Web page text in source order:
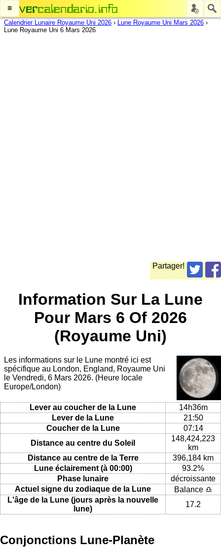
≡
Calendrier Lunaire Royaume Uni 2026 › Lune Royaume Uni Mars 2026 ›
Lune Royaume Uni 6 Mars 2026
Partager!
Information Sur La Lune
Pour Mars 6 Of 2026
(Royaume Uni)
Les informations sur le Lune montré ici est
spécifique au London, England, Royaume Uni
le Vendredi, 6 Mars 2026. (Heure locale
Europe/London)
Lever au coucher de la Lune
14h36m
Lever de la Lune
21:50
Coucher de la Lune
07:14
Distance au centre du Soleil
148,424,223
km
Distance au centre de la Terre
396,184 km
Lune éclairement (à 00:00)
93.2%
Phase lunaire
décroissante
Actuel signe du zodiaque de la Lune
Balance ♎
L'âge de la Lune (jours après la nouvelle
lune)
17.2
Conjonctions Lune-Planète